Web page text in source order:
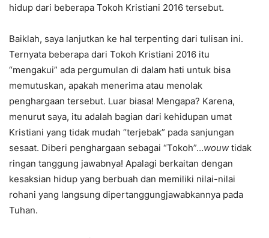
hidup dari beberapa Tokoh Kristiani 2016 tersebut.
Baiklah, saya lanjutkan ke hal terpenting dari tulisan ini.
Ternyata beberapa dari Tokoh Kristiani 2016 itu
“mengakui” ada pergumulan di dalam hati untuk bisa
memutuskan, apakah menerima atau menolak
penghargaan tersebut. Luar biasa! Mengapa? Karena,
menurut saya, itu adalah bagian dari kehidupan umat
Kristiani yang tidak mudah “terjebak” pada sanjungan
sesaat. Diberi penghargaan sebagai “Tokoh”…wouw tidak
ringan tanggung jawabnya! Apalagi berkaitan dengan
kesaksian hidup yang berbuah dan memiliki nilai-nilai
rohani yang langsung dipertanggungjawabkannya pada
Tuhan.